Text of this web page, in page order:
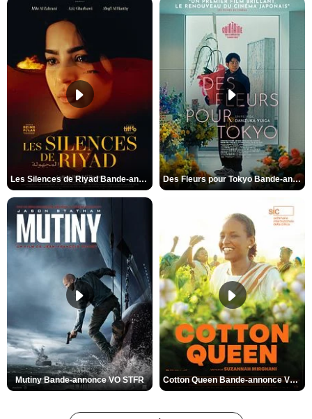
Les Silences de Riyad Bande-annonce VO STFR Des Fleurs pour Tokyo Bande-annonce VO STFR
Mutiny Bande-annonce VO STFR Cotton Queen Bande-annonce VO STFR